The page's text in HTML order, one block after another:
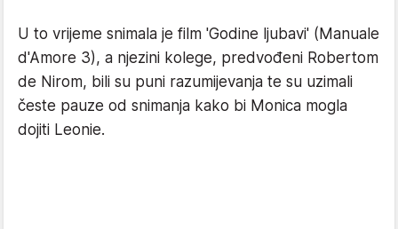
U to vrijeme snimala je film 'Godine ljubavi' (Manuale
d'Amore 3), a njezini kolege, predvođeni Robertom
de Nirom, bili su puni razumijevanja te su uzimali
česte pauze od snimanja kako bi Monica mogla
dojiti Leonie.